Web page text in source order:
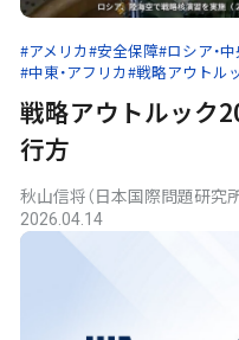
#アメリカ#安全保障#ロシア・
#中東・アフリカ#戦略アウトル
戦略アウトルック
行方
秋山信将（日本国際問題研究
2026.04.14